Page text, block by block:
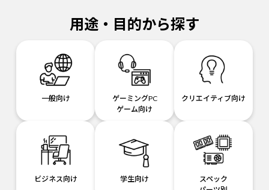
用途・目的から探す
一般向け
ゲーミングPC
ゲーム向け
クリエイティブ向け
ビジネス向け 学生向け
スペック